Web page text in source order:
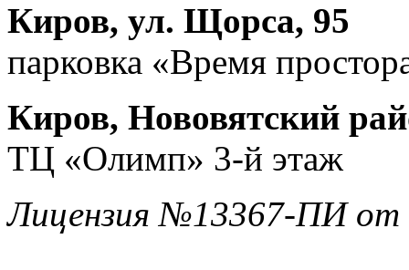
Киров, ул. Щорса, 95
парковка «Время
Киров, Нововятский
ТЦ «Олимп» 3-й этаж
Лицензия №13367-ПИ от